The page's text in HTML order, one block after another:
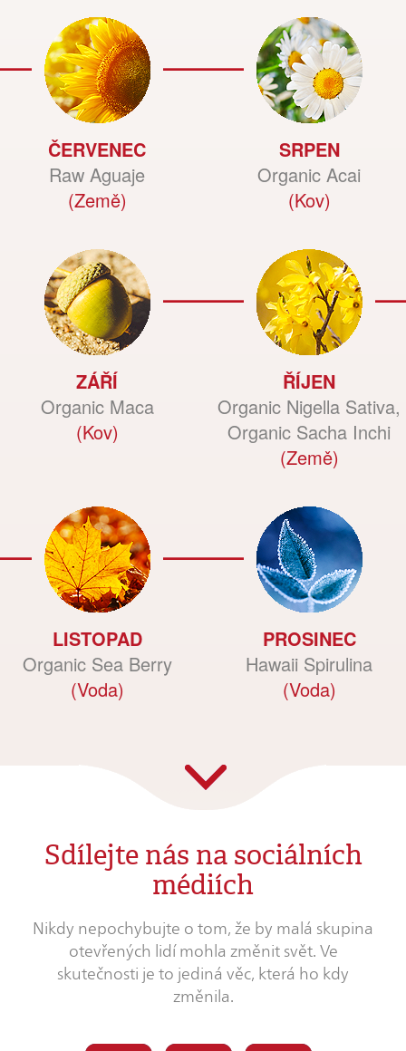
ČERVENEC
Raw Aguaje
(Země)
SRPEN
Organic Acai
(Kov)
ZÁŘÍ
Organic Maca
(Kov)
ŘÍJEN
Organic Nigella Sativa,
Organic Sacha Inchi
(Země)
LISTOPAD
Organic Sea Berry
(Voda)
PROSINEC
Hawaii Spirulina
(Voda)
Sdílejte nás na sociálních
médiích
Nikdy nepochybujte o tom, že by malá skupina
otevřených lidí mohla změnit svět. Ve
skutečnosti je to jediná věc, která ho kdy
změnila.